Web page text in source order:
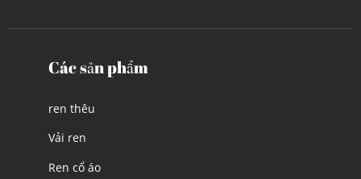
Các sản phẩm
ren thêu
Vải ren
Ren cổ áo